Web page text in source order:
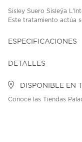
Sisley Suero Sisleÿa
Este tratamiento actúa
ESPECIFICACIONES
DETALLES
DISPONIBLE EN
Conoce las Tiendas